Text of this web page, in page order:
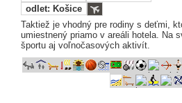
odlet: Košice
Taktiež je vhodný pre rodiny s deťmi,
umiestnený priamo v areáli hotela. Na
športu aj voľnočasových aktivít.